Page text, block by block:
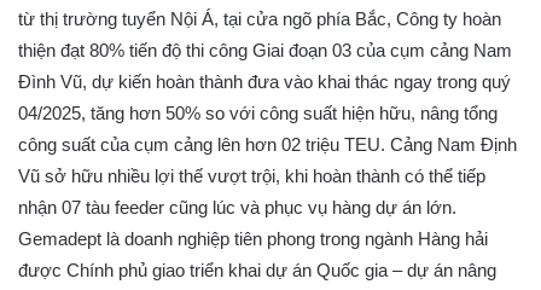
từ thị trường tuyển Nội Á, tại cửa ngõ phía Bắc, Công ty hoàn
thiện đạt 80% tiến độ thi công Giai đoạn 03 của cụm cảng Nam
Đình Vũ, dự kiến hoàn thành đưa vào khai thác ngay trong quý
04/2025, tăng hơn 50% so với công suất hiện hữu, nâng tổng
công suất của cụm cảng lên hơn 02 triệu TEU. Cảng Nam Định
Vũ sở hữu nhiều lợi thế vượt trội, khi hoàn thành có thể tiếp
nhận 07 tàu feeder cũng lúc và phục vụ hàng dự án lớn.
Gemadept là doanh nghiệp tiên phong trong ngành Hàng hải
được Chính phủ giao triển khai dự án Quốc gia – dự án nâng